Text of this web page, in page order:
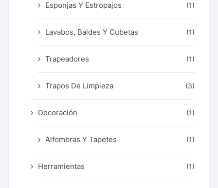
Esponjas Y Estropajos (1)
Lavabos, Baldes Y Cubetas (1)
Trapeadores (1)
Trapos De Limpieza (3)
Decoración (1)
Alfombras Y Tapetes (1)
Herramientas (1)